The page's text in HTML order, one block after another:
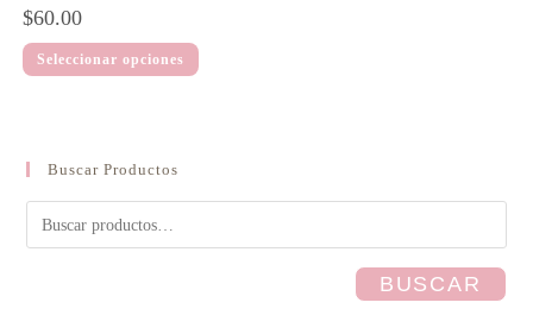
$60.00
Seleccionar opciones
Buscar Productos
BUSCAR